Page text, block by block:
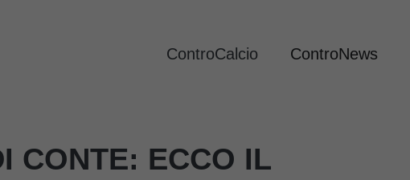
ControCalcio ControNews
CONTE: ECCO IL